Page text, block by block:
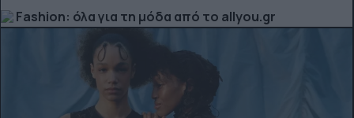
Fashion: όλα για τη μόδα από το allyou.gr